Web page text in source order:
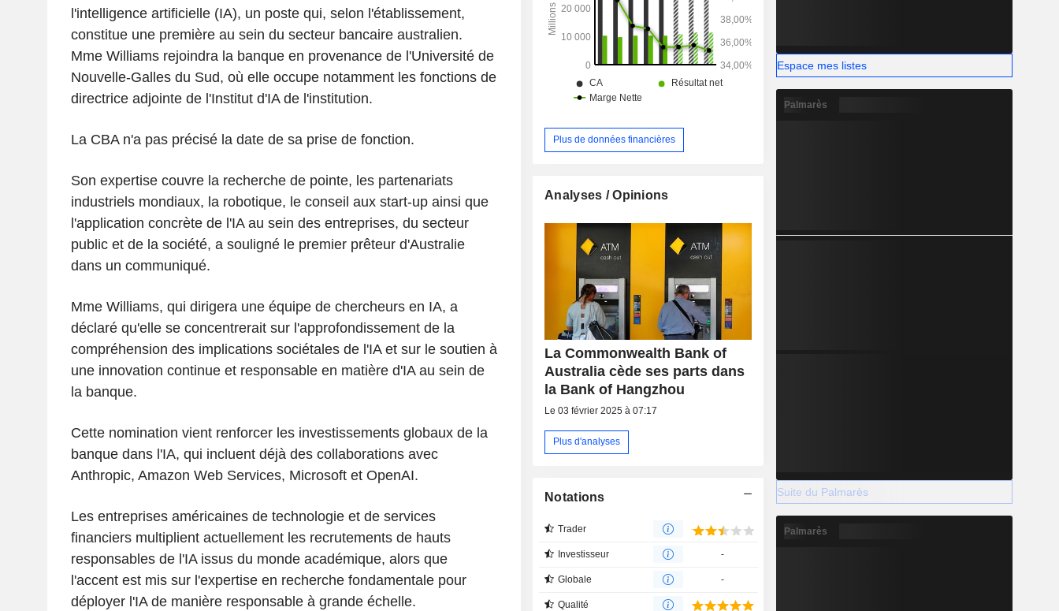
l'intelligence artificielle (IA), un poste qui, selon l'établissement,
constitue une première au sein du secteur bancaire australien.
Mme Williams rejoindra la banque en provenance de l'Université de
Nouvelle-Galles du Sud, où elle occupe notamment les fonctions de
directrice adjointe de l'Institut d'IA de l'institution.
La CBA n'a pas précisé la date de sa prise de fonction.
Son expertise couvre la recherche de pointe, les partenariats
industriels mondiaux, la robotique, le conseil aux start-up ainsi que
l'application concrète de l'IA au sein des entreprises, du secteur
public et de la société, a souligné le premier prêteur d'Australie
dans un communiqué.
Mme Williams, qui dirigera une équipe de chercheurs en IA, a
déclaré qu'elle se concentrerait sur l'approfondissement de la
compréhension des implications sociétales de l'IA et sur le soutien à
une innovation continue et responsable en matière d'IA au sein de
la banque.
Cette nomination vient renforcer les investissements globaux de la
banque dans l'IA, qui incluent déjà des collaborations avec
Anthropic, Amazon Web Services, Microsoft et OpenAI.
Les entreprises américaines de technologie et de services
financiers multiplient actuellement les recrutements de hauts
responsables de l'IA issus du monde académique, alors que
l'accent est mis sur l'expertise en recherche fondamentale pour
déployer l'IA de manière responsable à grande échelle.
institutionnels et marchés offre une gamme
complète de services bancaires et de
financement nationaux et internationaux à une
clientèle institutionnelle et gouvernementale. La
division Nouvelle-Zélande regroupe les activités
bancaires et de gestion de fonds exercées en
Nouvelle-Zélande sous la marque ASB.
Plus de données financières
Analyses / Opinions
La Commonwealth Bank of
Australia cède ses parts dans
la Bank of Hangzhou
Le 03 février 2025 à 07:17
Plus d'analyses
Notations
Trader
Investisseur -
Globale -
Qualité
Espace mes listes
Palmarès
Suite du Palmarès
Palmarès